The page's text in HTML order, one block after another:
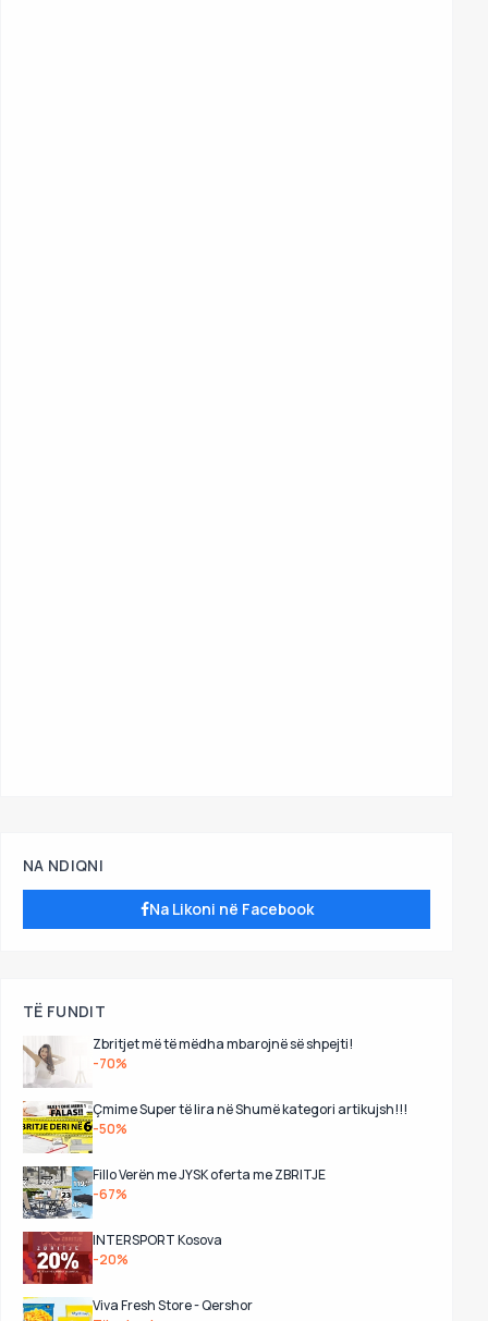
NA NDIQNI
Na Likoni në Facebook
TË FUNDIT
Zbritjet më të mëdha mbarojnë së shpejti!
-70%
Çmime Super të lira në Shumë kategori artikujsh!!!
-50%
Fillo Verën me JYSK oferta me ZBRITJE
-67%
INTERSPORT Kosova
-20%
Viva Fresh Store - Qershor